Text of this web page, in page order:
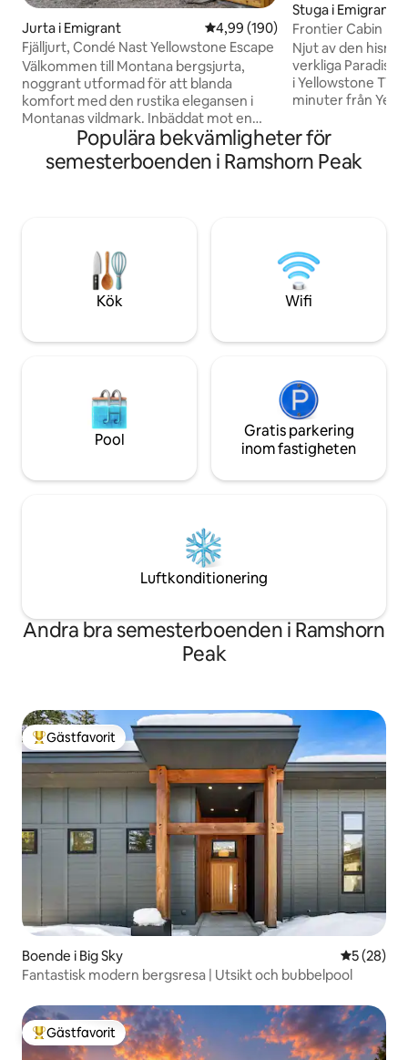
Jurta i Emigrant 4,99 av 5 i genomsnittligt
4,99 (190)
Fjälljurt, Condé Nast Yellowstone Escape
Välkommen till Montana bergsjurta,
noggrant utformad för att blanda
komfort med den rustika elegansen i
Montanas vildmark. Inbäddat mot en
hisnande bakgrund av snötäckta toppar
på 35 tunnland, rymmer detta lilla hus en
stor punch! Du kommer att ha gott om
dining & Chico Hot Springs! 30 min till
Yellowstone National Park, 45 min från
Bozeman flygplats, och 50 min till
Stuga i Emigrant
Frontier Cabin
Stunning Views!
Njut av den
verkliga Paradise
i Yellowstone TV-
minuter från
Cabin är perfekt
Montanas
är bara: » 25
Livingston &
Bozeman
Populära bekvämligheter för
semesterboenden i Ramshorn Peak
Kök Wifi
Pool
Gratis parkering
inom fastigheten
Luftkonditionering
Andra bra semesterboenden i Ramshorn
Peak
Populär gästfavorit
Gästfavorit
Boende i Big Sky 5 av 5 i
5 (28)
Fantastisk modern bergsresa | Utsikt och bubbelpool
Populär gästfavorit
Gästfavorit